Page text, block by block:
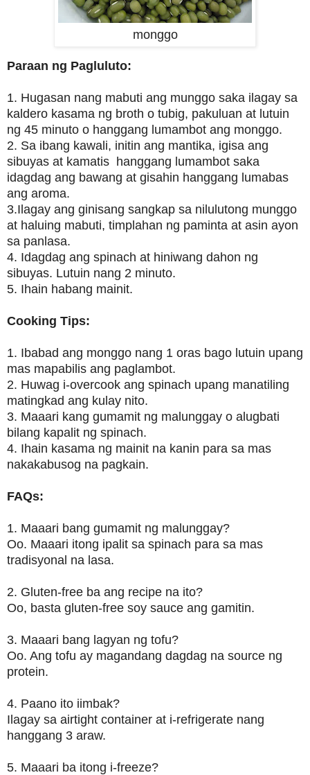
monggo
Paraan ng Pagluluto:
1. Hugasan nang mabuti ang munggo saka ilagay sa
kaldero kasama ng broth o tubig, pakuluan at lutuin
ng 45 minuto o hanggang lumambot ang monggo.
2. Sa ibang kawali, initin ang mantika, igisa ang
sibuyas at kamatis hanggang lumambot saka
idagdag ang bawang at gisahin hanggang lumabas
ang aroma.
3.Ilagay ang ginisang sangkap sa nilulutong munggo
at haluing mabuti, timplahan ng paminta at asin ayon
sa panlasa.
4. Idagdag ang spinach at hiniwang dahon ng
sibuyas. Lutuin nang 2 minuto.
5. Ihain habang mainit.
Cooking Tips:
1. Ibabad ang monggo nang 1 oras bago lutuin upang
mas mapabilis ang paglambot.
2. Huwag i-overcook ang spinach upang manatiling
matingkad ang kulay nito.
3. Maaari kang gumamit ng malunggay o alugbati
bilang kapalit ng spinach.
4. Ihain kasama ng mainit na kanin para sa mas
nakakabusog na pagkain.
FAQs:
1. Maaari bang gumamit ng malunggay?
Oo. Maaari itong ipalit sa spinach para sa mas
tradisyonal na lasa.
2. Gluten-free ba ang recipe na ito?
Oo, basta gluten-free soy sauce ang gamitin.
3. Maaari bang lagyan ng tofu?
Oo. Ang tofu ay magandang dagdag na source ng
protein.
4. Paano ito iimbak?
Ilagay sa airtight container at i-refrigerate nang
hanggang 3 araw.
5. Maaari ba itong i-freeze?